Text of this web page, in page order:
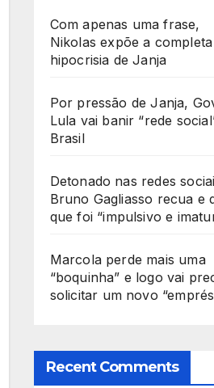
Com apenas uma frase,
Nikolas expõe a completa
hipocrisia de Janja
Por pressão de Janja,
Lula vai banir “rede
Brasil
Detonado nas redes
Bruno Gagliasso recua e
que foi “impulsivo e
Marcola perde mais uma
“boquinha” e logo vai
solicitar um novo
Recent Comments